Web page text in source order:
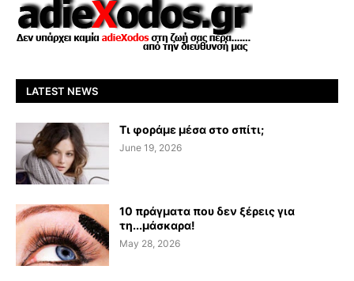
LATEST NEWS
Τι φοράμε μέσα στο σπίτι;
June 19, 2026
10 πράγματα που δεν ξέρεις για
τη...μάσκαρα!
May 28, 2026